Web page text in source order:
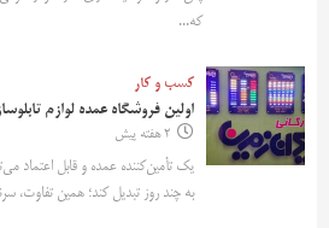
که...
کسب و کار
اولین فروشگاه عمده لوازم
2 هفته پیش
یک تأمین‌کننده عمده و قابل اعتماد
به چند روز تبدیل کند؛ همین تفاوت،